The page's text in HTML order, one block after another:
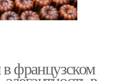
французском